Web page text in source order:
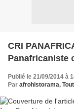
CRI
Panafricaniste
Publié le 21/09/2014 à
Par afrohistorama,